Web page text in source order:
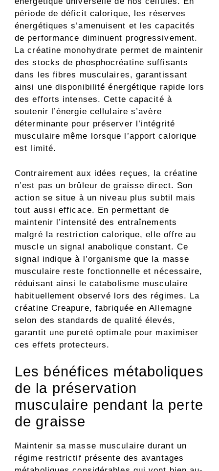
période de déficit calorique, les réserves
énergétiques s’amenuisent et les capacités
de performance diminuent progressivement.
La créatine monohydrate permet de maintenir
des stocks de phosphocréatine suffisants
dans les fibres musculaires, garantissant
ainsi une disponibilité énergétique rapide lors
des efforts intenses. Cette capacité à
soutenir l’énergie cellulaire s’avère
déterminante pour préserver l’intégrité
musculaire même lorsque l’apport calorique
est limité.
Contrairement aux idées reçues, la créatine
n’est pas un brûleur de graisse direct. Son
action se situe à un niveau plus subtil mais
tout aussi efficace. En permettant de
maintenir l’intensité des entraînements
malgré la restriction calorique, elle offre au
muscle un signal anabolique constant. Ce
signal indique à l’organisme que la masse
musculaire reste fonctionnelle et nécessaire,
réduisant ainsi le catabolisme musculaire
habituellement observé lors des régimes. La
créatine Creapure, fabriquée en Allemagne
selon des standards de qualité élevés,
garantit une pureté optimale pour maximiser
ces effets protecteurs.
Les bénéfices métaboliques
de la préservation
musculaire pendant la perte
de graisse
Maintenir sa masse musculaire durant un
régime restrictif présente des avantages